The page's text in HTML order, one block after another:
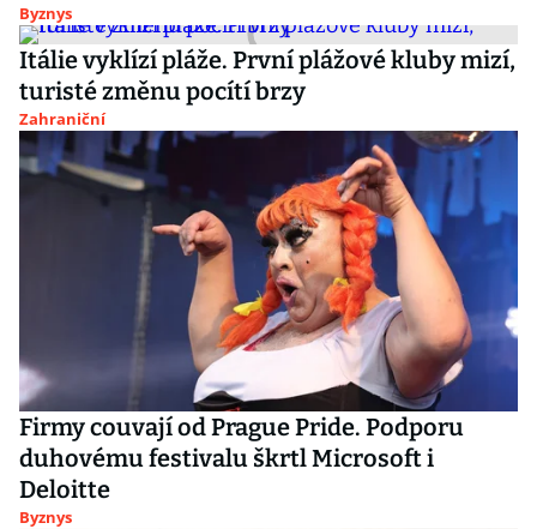
Byznys
Itálie vyklízí pláže. První plážové kluby mizí,
turisté změnu pocítí brzy
Zahraniční
Firmy couvají od Prague Pride. Podporu
duhovému festivalu škrtl Microsoft i
Deloitte
Byznys